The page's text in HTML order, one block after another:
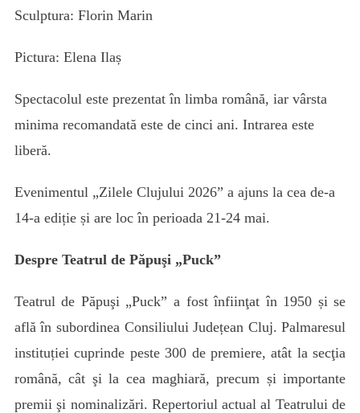
Sculptura: Florin Marin
Pictura: Elena Ilaș
Spectacolul este prezentat în limba română, iar vârsta
minima recomandată este de cinci ani. Intrarea este
liberă.
Evenimentul „Zilele Clujului 2026” a ajuns la cea de-a
14-a ediție și are loc în perioada 21-24 mai.
Despre Teatrul de Păpuşi „Puck”
Teatrul de Păpuşi „Puck” a fost înfiinţat în 1950 și se
află în subordinea Consiliului Județean Cluj. Palmaresul
instituției cuprinde peste 300 de premiere, atât la secţia
română, cât şi la cea maghiară, precum și importante
premii şi nominalizări. Repertoriul actual al Teatrului de